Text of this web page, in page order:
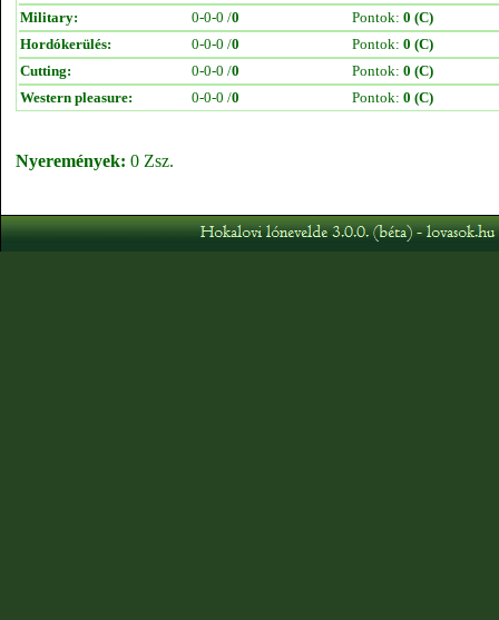
Military:
0-0-0 /0 Pontok: 0 (C)
Hordókerülés:
0-0-0 /0 Pontok: 0 (C)
Cutting:
0-0-0 /0 Pontok: 0 (C)
Western pleasure:
0-0-0 /0 Pontok: 0 (C)
Nyeremények: 0 Zsz.